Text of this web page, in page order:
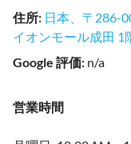
住所: 日本、〒286-
イオンモール成田 1
Google 評価: n/a
営業時間